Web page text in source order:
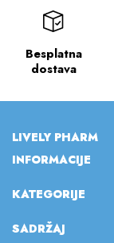
Besplatna
dostava
LIVELY PHARM
INFORMACIJE
KATEGORIJE
SADRŽAJ